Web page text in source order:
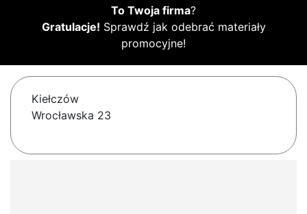
To Twoja firma?
Gratulacje! Sprawdź jak odebrać materiały
promocyjne!
Kiełczów
Wrocławska 23